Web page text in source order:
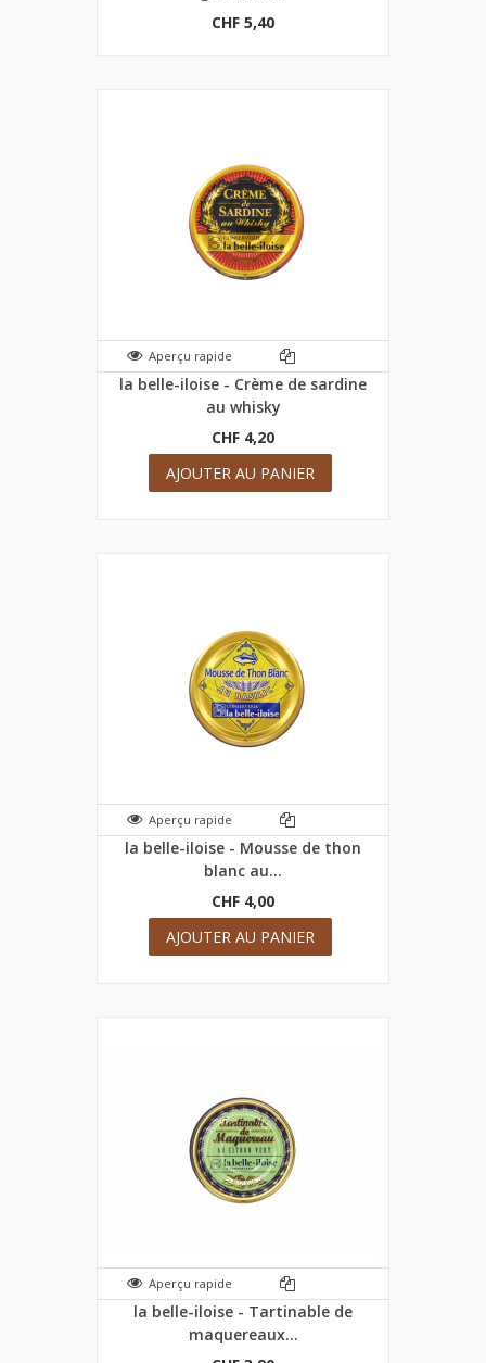
CHF 5,40
Aperçu rapide
la belle-iloise - Crème de sardine
au whisky
CHF 4,20
AJOUTER AU PANIER
Aperçu rapide
la belle-iloise - Mousse de thon
blanc au...
CHF 4,00
AJOUTER AU PANIER
Aperçu rapide
la belle-iloise - Tartinable de
maquereaux...